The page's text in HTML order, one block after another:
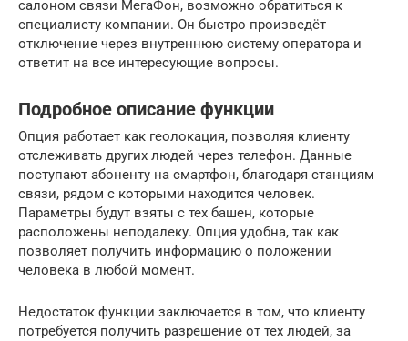
салоном связи МегаФон, возможно обратиться к
специалисту компании. Он быстро произведёт
отключение через внутреннюю систему оператора и
ответит на все интересующие вопросы.
Подробное описание функции
Опция работает как геолокация, позволяя клиенту
отслеживать других людей через телефон. Данные
поступают абоненту на смартфон, благодаря станциям
связи, рядом с которыми находится человек.
Параметры будут взяты с тех башен, которые
расположены неподалеку. Опция удобна, так как
позволяет получить информацию о положении
человека в любой момент.
Недостаток функции заключается в том, что клиенту
потребуется получить разрешение от тех людей, за